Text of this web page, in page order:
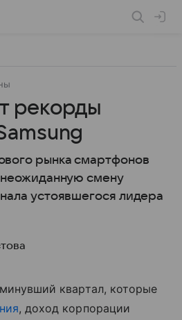
рекорды
рынка смартфонов
неожиданную смену
устоявшегося лидера
квартал, которые
, доход корпорации